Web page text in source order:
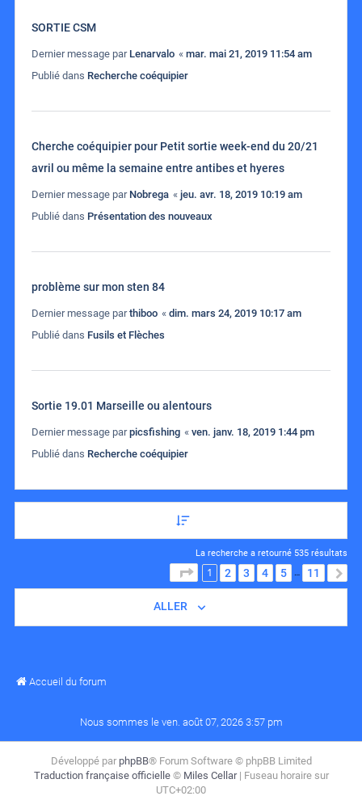
SORTIE CSM
Dernier message par Lenarvalo « mar. mai 21, 2019 11:54 am
Publié dans Recherche coéquipier
Cherche coéquipier pour Petit sortie week-end du 20/21
avril ou même la semaine entre antibes et hyeres
Dernier message par Nobrega « jeu. avr. 18, 2019 10:19 am
Publié dans Présentation des nouveaux
problème sur mon sten 84
Dernier message parthiboo « dim. mars 24, 2019 10:17 am
Publié dans Fusils et Flèches
Sortie 19.01 Marseille ou alentours
Dernier message parpicsfishing « ven. janv. 18, 2019 1:44 pm
Publié dans Recherche coéquipier
La recherche a retourné 535 résultats
PAGE 1 SUR 11
1 2 3 4 5 … 11
ALLER
Accueil du forum
Nous sommes le ven. août 07, 2026 3:57 pm
Développé par phpBB® Forum Software © phpBB Limited
Traduction française officielle© Miles Cellar | Fuseau horaire sur
UTC+02:00